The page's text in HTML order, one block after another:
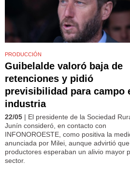
PRODUCCIÓN
Guibelalde valoró baja de
retenciones y pidió
previsibilidad para campo
industria
22/05 | El presidente de la Sociedad
Junín consideró, en contacto con
INFONOROESTE, como positiva la
anunciada por Milei, aunque advirtió
productores esperaban un alivio mayor
sector.